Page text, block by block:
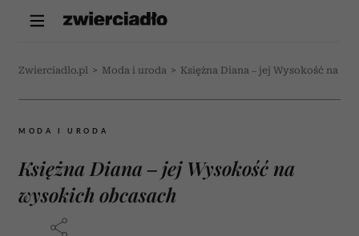
Zwierciadlo.pl > Moda i uroda > Księżna Diana – jej Wysokość na
MODA I URODA
Księżna Diana – jej Wysokość na
wysokich obcasach